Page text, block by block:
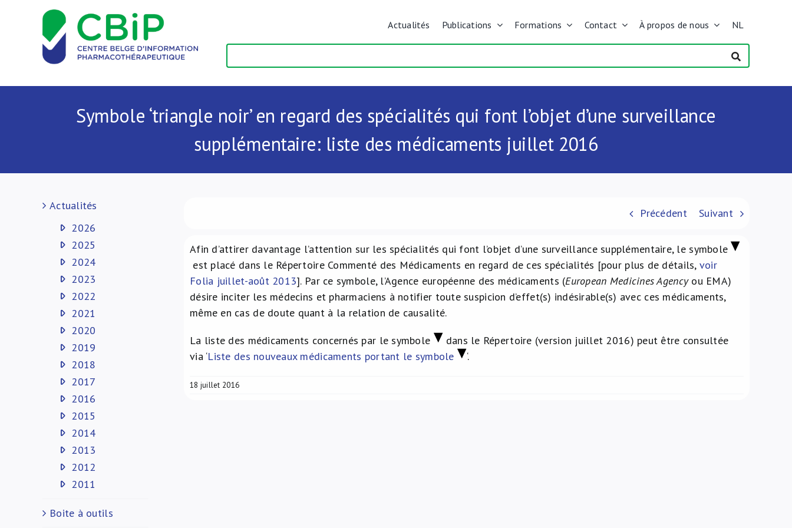
Actualités Publications Formations Contact À propos de nous NL
Symbole ‘triangle noir’ en regard des spécialités qui font l’objet d’une surveillance
supplémentaire: liste des médicaments juillet 2016
Précédent Suivant
Afin d’attirer davantage l’attention sur les spécialités qui font l’objet d’une surveillance supplémentaire, le symbole
est placé dans le Répertoire Commenté des Médicaments en regard de ces spécialités [pour plus de détails, voir
Folia juillet-août 2013]. Par ce symbole, l’Agence européenne des médicaments (European Medicines Agencyou EMA)
désire inciter les médecins et pharmaciens à notifier toute suspicion d’effet(s) indésirable(s) avec ces médicaments,
même en cas de doute quant à la relation de causalité.
La liste des médicaments concernés par le symbole
dans le Répertoire (version juillet 2016) peut être consultée
via ‘Liste des nouveaux médicaments portant le symbole ‘.
18 juillet 2016
Actualités
2026
2025
2024
2023
2022
2021
2020
2019
2018
2017
2016
2015
2014
2013
2012
2011
Boite à outils